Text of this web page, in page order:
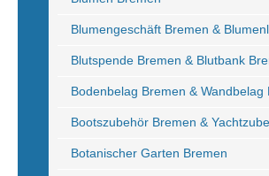
Blumengeschäft Bremen &
Blutspende Bremen & Blutbank
Bodenbelag Bremen & Wandbelag
Bootszubehör Bremen &
Botanischer Garten Bremen